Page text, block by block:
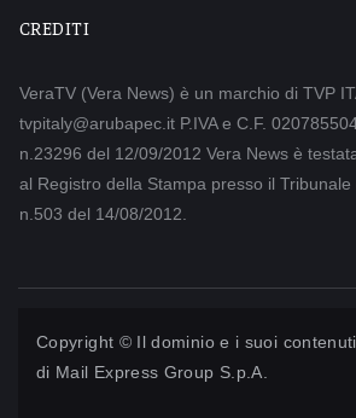
CREDITI
VeraTV (Vera News) è un marchio di TVP
tvpitaly@arubapec.it P.IVA e C.F.
n.23296 del 12/09/2012 Vera News è
al Registro della Stampa presso il Tribunale
n.503 del 14/08/2012.
Copyright © Il dominio e i suoi
di Mail Express Group S.p.A.